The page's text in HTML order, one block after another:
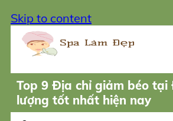
Skip to content
Top 9 Địa chỉ giảm béo
lượng tốt nhất hiện nay